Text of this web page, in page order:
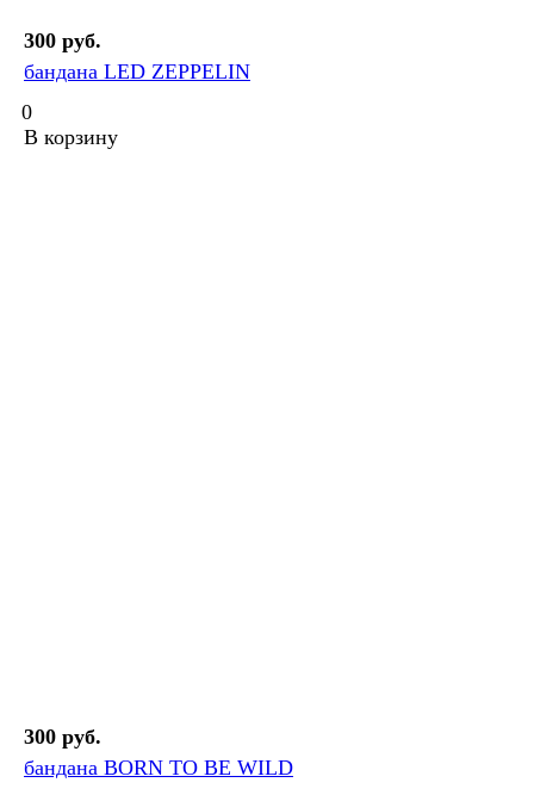
300 руб.
бандана LED ZEPPELIN
0
В корзину
300 руб.
бандана BORN TO BE WILD